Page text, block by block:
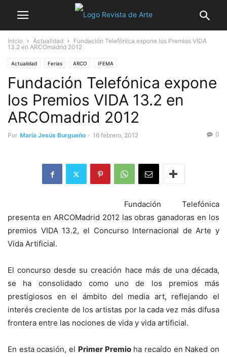
Inicio Actualidad
Fundación Telefónica expone los Premios VIDA
13.2 en ARCOmadrid 2012
Actualidad Ferias ARCO IFEMA
Fundación Telefónica expone
los Premios VIDA 13.2 en
ARCOmadrid 2012
Por María Jesús Burgueño - 16 febrero, 2012 0
Fundación Telefónica
presenta en ARCOMadrid 2012 las obras ganadoras en los
premios VIDA 13.2, el Concurso Internacional de Arte y
Vida Artificial.
El concurso desde su creación hace más de una década,
se ha consolidado como uno de los premios más
prestigiosos en el ámbito del media art, reflejando el
interés creciente de los artistas por la cada vez más difusa
frontera entre las nociones de vida y vida artificial.
En esta ocasión, el Primer Premioha recaído en Naked on